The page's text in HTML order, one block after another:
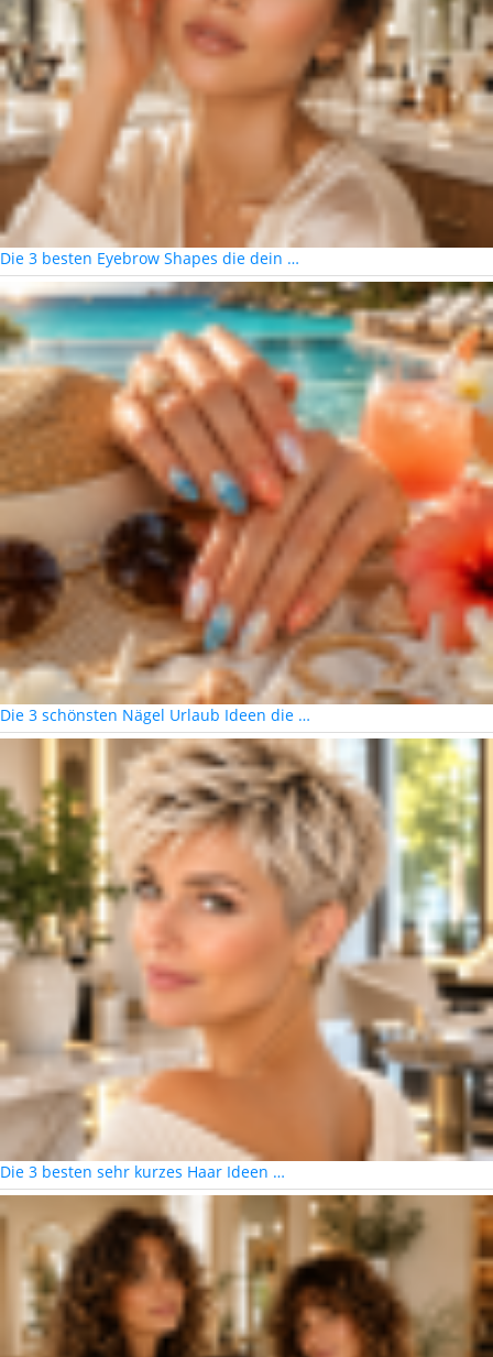
Die 3 besten Eyebrow Shapes die dein …
Die 3 schönsten Nägel Urlaub Ideen die …
Die 3 besten sehr kurzes Haar Ideen …